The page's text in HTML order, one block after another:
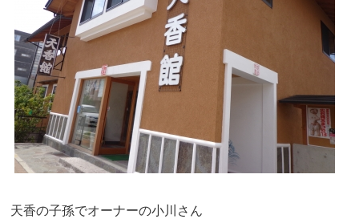
天香の子孫でオーナーの小川さん